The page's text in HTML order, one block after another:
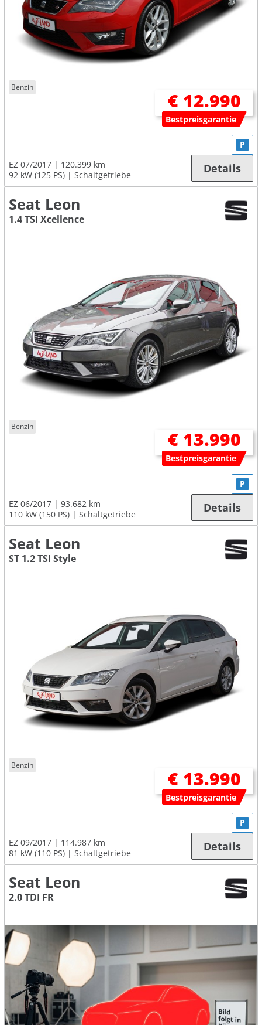
Benzin
€ 12.990
Bestpreisgarantie
EZ 07/2017
120.399 km
92 kW (125 PS)
Schaltgetriebe
P
Details
Seat Leon
1.4 TSI Xcellence
Benzin
€ 13.990
Bestpreisgarantie
EZ 06/2017
93.682 km
110 kW (150 PS)
Schaltgetriebe
P
Details
Seat Leon
ST 1.2 TSI Style
Benzin
€ 13.990
Bestpreisgarantie
EZ 09/2017
114.987 km
81 kW (110 PS)
Schaltgetriebe
P
Details
Seat Leon
2.0 TDI FR